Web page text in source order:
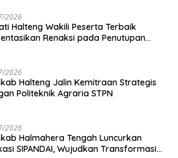
2026
Halteng Wakili Peserta Terbaik
Renaksi pada Penutupan
2026
Halteng Jalin Kemitraan Strategis
Politeknik Agraria STPN
2026
Halmahera Tengah Luncurkan
SIPANDAI, Wujudkan Transformasi